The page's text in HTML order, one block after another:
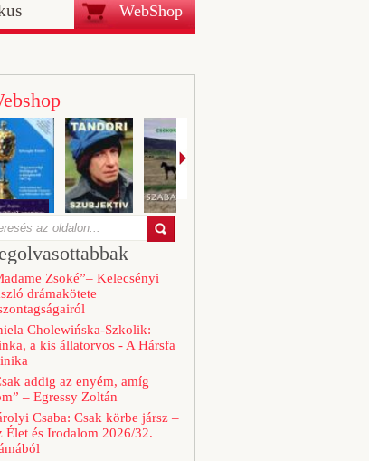
WebShop
Zsoké”– Kelecsényi
drámakötete
Cholewińska-Szkolik:
a kis állatorvos - A Hársfa
addig az enyém, amíg
– Egressy Zoltán
Csaba: Csak körbe jársz –
Élet és Irodalom 2026/32.